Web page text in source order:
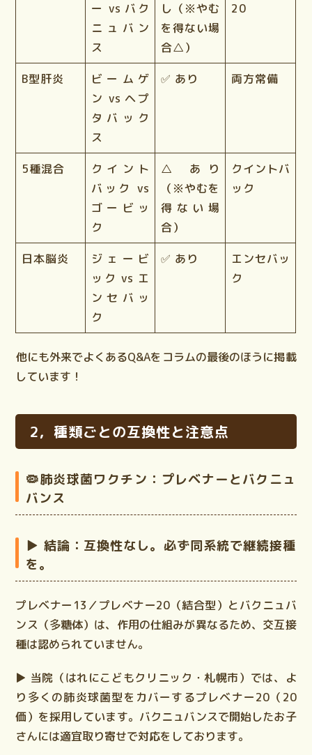
ー vs バク
ニュバン
ス
し（※やむ
を得ない場
合△）
20
B型肝炎
ビームゲ
ン vs ヘプ
タバック
ス
✅ あり 両方常備
5種混合
クイント
バック vs
ゴービッ
ク
△ あり
（※やむを
得ない場
合）
クイントバ
ック
日本脳炎
ジェービ
ック vs エ
ンセバッ
ク
✅ あり
エンセバッ
ク
他にも外来でよくあるQ&Aをコラムの最後のほうに掲載
しています！
2，種類ごとの互換性と注意点
🦠肺炎球菌ワクチン：プレベナーとバクニュ
バンス
▶ 結論： 互換性なし。必ず同系統で継続接種
を。
プレベナー13／プレベナー20（結合型）とバクニュバ
ンス（多糖体）は、作用の仕組みが異なるため、 交互接
種は認められていません。
▶ 当院（はれにこどもクリニック・札幌市）では、よ
り多くの肺炎球菌型をカバーするプレベナー20 （20
価）を採用しています。バクニュバンスで開始したお子
さんには適宜取り寄せで対応をしております。